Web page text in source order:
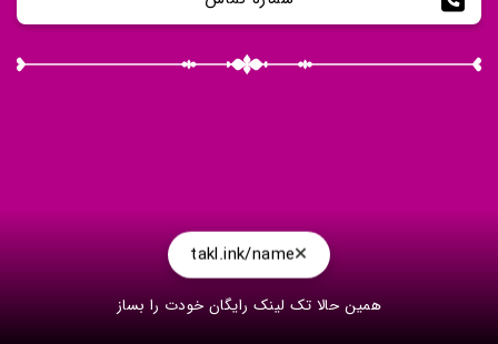
takl.ink/name
همین حالا تک لینک رایگان خودت را بساز